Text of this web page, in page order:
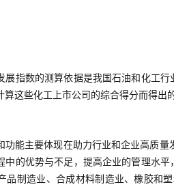
展指数的测算依据是我国石油和化工
算这些化工上市公司的综合得分而得
功能主要体现在助力行业和企业高质
中的优势与不足，提高企业的管理水
品制造业、合成材料制造业、橡胶和